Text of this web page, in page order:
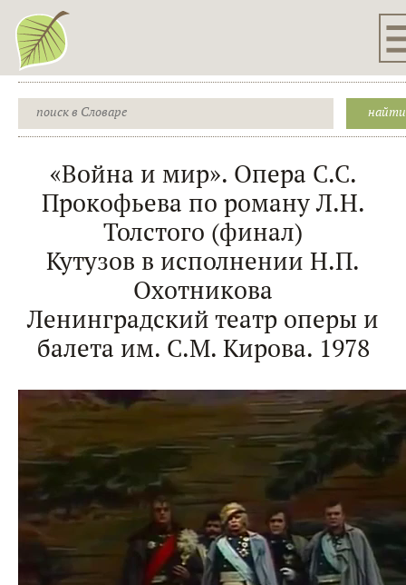
«Война и мир». Опера С.С.
Прокофьева по роману Л.Н.
Толстого (финал)
Кутузов в исполнении Н.П.
Охотникова
Ленинградский театр оперы и
балета им. С.М. Кирова. 1978